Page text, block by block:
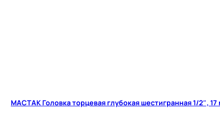
МАСТАК Головка торцевая глубокая шестигранная 1/2″, 17